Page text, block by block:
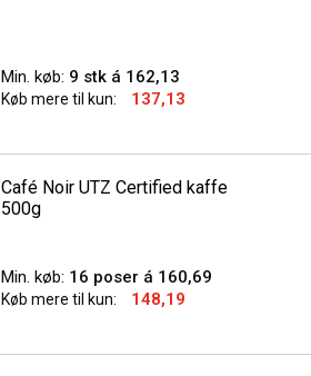
Min. køb: 9 stk á 162,13
Køb mere til kun: 137,13
Café Noir UTZ Certified kaffe
500g
Min. køb: 16 poser á 160,69
Køb mere til kun: 148,19